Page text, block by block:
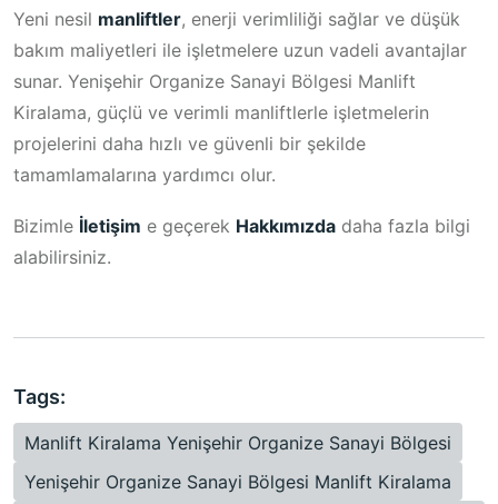
Yeni nesil manliftler, enerji verimliliği sağlar ve düşük
bakım maliyetleri ile işletmelere uzun vadeli avantajlar
sunar. Yenişehir Organize Sanayi Bölgesi Manlift
Kiralama, güçlü ve verimli manliftlerle işletmelerin
projelerini daha hızlı ve güvenli bir şekilde
tamamlamalarına yardımcı olur.
Bizimle İletişim e geçerek Hakkımızda daha fazla bilgi
alabilirsiniz.
Tags:
Manlift Kiralama Yenişehir Organize Sanayi Bölgesi
Yenişehir Organize Sanayi Bölgesi Manlift Kiralama